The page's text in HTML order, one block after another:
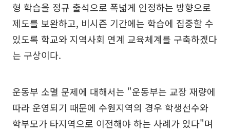
형 학습을 정규 출석으로 폭넓게 인정하는 방향으로
제도를 보완하고, 비시즌 기간에는 학습에 집중할 수
있도록 학교와 지역사회 연계 교육체계를 구축하겠다
는 구상이다.
운동부 소멸 문제에 대해서는 "운동부는 교장 재량에
따라 운영되기 때문에 수원지역의 경우 학생선수와
학부모가 타지역으로 이전해야 하는 사례가 있다"며